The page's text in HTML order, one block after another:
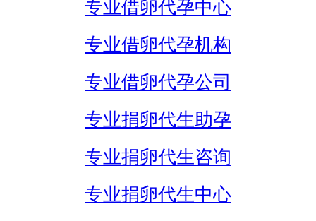
专业借卵代孕中心
专业借卵代孕机构
专业借卵代孕公司
专业捐卵代生助孕
专业捐卵代生咨询
专业捐卵代生中心